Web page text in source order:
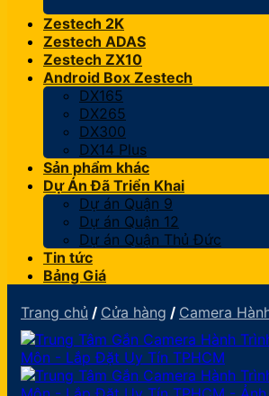
Zestech 2K
Zestech ADAS
Zestech ZX10
Android Box Zestech
DX165
DX265
DX300
DX14 Plus
Sản phẩm khác
Dự Án Đã Triển Khai
Dự án Quận 9
Dự án Quận 12
Dự án Quận Thủ Đức
Tin tức
Bảng Giá
Trang chủ / Cửa hàng / Camera